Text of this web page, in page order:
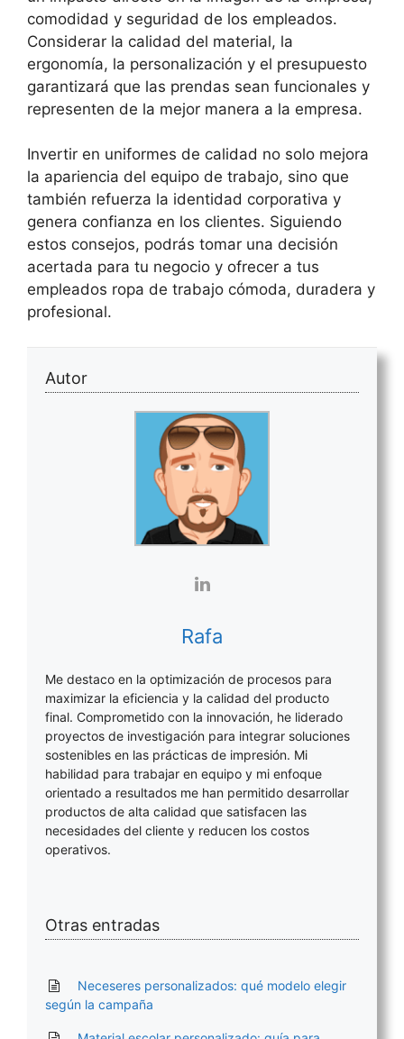
comodidad y seguridad de los empleados.
Considerar la calidad del material, la
ergonomía, la personalización y el presupuesto
garantizará que las prendas sean funcionales y
representen de la mejor manera a la empresa.
Invertir en uniformes de calidad no solo mejora
la apariencia del equipo de trabajo, sino que
también refuerza la identidad corporativa y
genera confianza en los clientes. Siguiendo
estos consejos, podrás tomar una decisión
acertada para tu negocio y ofrecer a tus
empleados ropa de trabajo cómoda, duradera y
profesional.
Autor
Rafa
Me destaco en la optimización de procesos para
maximizar la eficiencia y la calidad del producto
final. Comprometido con la innovación, he liderado
proyectos de investigación para integrar soluciones
sostenibles en las prácticas de impresión. Mi
habilidad para trabajar en equipo y mi enfoque
orientado a resultados me han permitido desarrollar
productos de alta calidad que satisfacen las
necesidades del cliente y reducen los costos
operativos.
Otras entradas
Neceseres personalizados: qué modelo elegir
según la campaña